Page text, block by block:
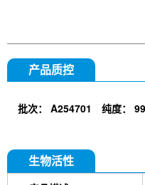
产品质控
批次： A254701 纯度：
生物活性